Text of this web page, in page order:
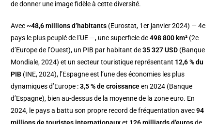
de donner une image fidèle à cette diversité.
Avec~48,6 millions d’habitants (Eurostat, 1er janvier 2024) — 4e
pays le plus peuplé de l’UE —, une superficie de498 800 km² (2e
d’Europe de l’Ouest), un PIB par habitant de35 327 USD (Banque
Mondiale, 2024) et un secteur touristique représentant 12,6 % du
PIB (INE, 2024), l’Espagne est l’une des économies les plus
dynamiques d’Europe :3,5 % de croissanceen 2024 (Banque
d’Espagne), bien au-dessus de la moyenne de la zone euro. En
2024, le pays a battu son propre record de fréquentation avec94
millions de touristes internationauxet 126 milliards d’eurosde